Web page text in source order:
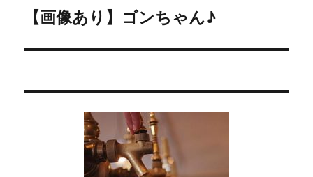
ゲ
ー
稿:
投
【画像あり】ゴンちゃん♪